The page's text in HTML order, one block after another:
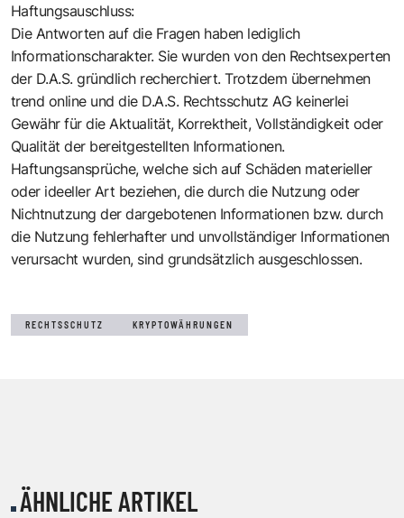
Haftungsauschluss:
Die Antworten auf die Fragen haben lediglich
Informationscharakter. Sie wurden von den Rechtsexperten
der D.A.S. gründlich recherchiert. Trotzdem übernehmen
trend online und die D.A.S. Rechtsschutz AG keinerlei
Gewähr für die Aktualität, Korrektheit, Vollständigkeit oder
Qualität der bereitgestellten Informationen.
Haftungsansprüche, welche sich auf Schäden materieller
oder ideeller Art beziehen, die durch die Nutzung oder
Nichtnutzung der dargebotenen Informationen bzw. durch
die Nutzung fehlerhafter und unvollständiger Informationen
verursacht wurden, sind grundsätzlich ausgeschlossen.
RECHTSSCHUTZ KRYPTOWÄHRUNGEN
ÄHNLICHE ARTIKEL